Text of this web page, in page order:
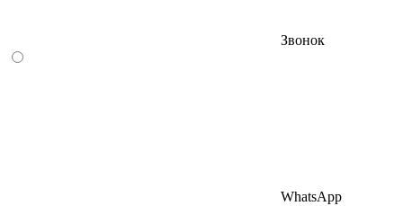
Звонок
WhatsApp